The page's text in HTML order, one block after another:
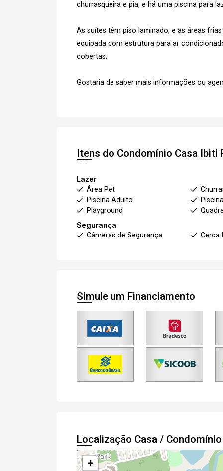
churrasqueira e pia, e há uma piscina para
As suítes têm piso laminado, e as áreas
equipada com estrutura para ar
cobertas.
Gostaria de saber mais informações ou
Itens do Condomínio Casa Ibiti
Lazer
Área Pet
Piscina Adulto
Playground
Segurança
Câmeras de Segurança
Cerca
Simule um Financiamento
Localização Casa /
+